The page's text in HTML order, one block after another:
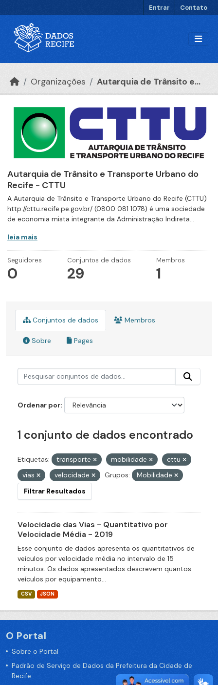
Entrar Contato
Organizações Autarquia de Trânsito e...
Autarquia de Trânsito e Transporte Urbano do
Recife - CTTU
A Autarquia de Trânsito e Transporte Urbano do Recife (CTTU)
http://cttu.recife.pe.gov.br/ (0800 081 1078) é uma sociedade
de economia mista integrante da Administração Indireta...
leia mais
Seguidores
0
Conjuntos de dados
29
Membros
1
Conjuntos de dados Membros
Sobre Pages
Ordenar por
1 conjunto de dados encontrado
Etiquetas: transporte mobilidade
cttu
vias
velocidade Grupos:
Mobilidade
Filtrar Resultados
Velocidade das Vias - Quantitativo por
Velocidade Média - 2019
Esse conjunto de dados apresenta os quantitativos de
veículos por velocidade média no intervalo de 15
minutos. Os dados apresentados descrevem quantos
veículos por equipamento...
CSV JSON
O Portal
Sobre o Portal
Padrão de Serviço de Dados da Prefeitura da Cidade de
Recife